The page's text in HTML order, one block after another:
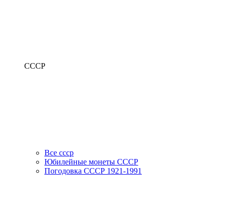
СССР
Все ссср
Юбилейные монеты СССР
Погодовка СССР 1921-1991